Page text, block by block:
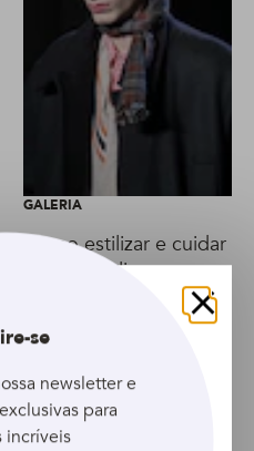
GALERIA
Como estilizar e cuidar
do cabelo liso
Fechar
se
newsletter e
para
incríveis